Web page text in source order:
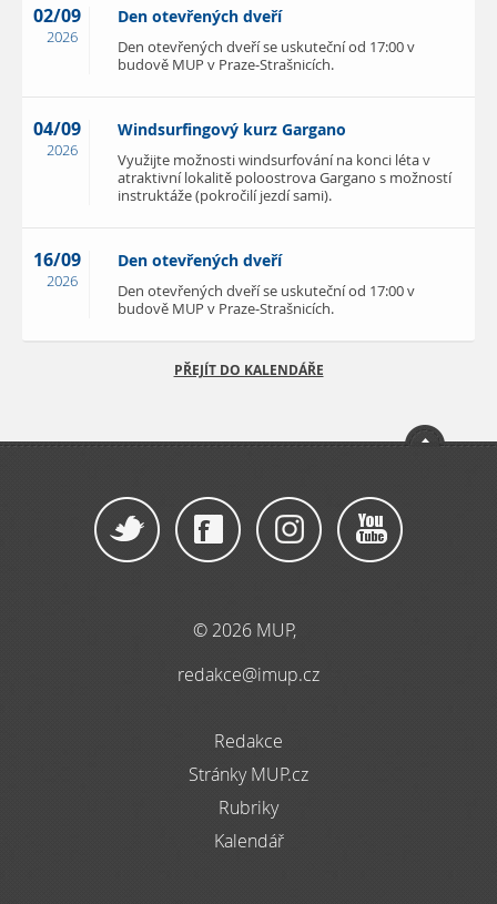
02/09
2026
Den otevřených dveří
Den otevřených dveří se uskuteční od 17:00 v
budově MUP v Praze-Strašnicích.
04/09
2026
Windsurfingový kurz Gargano
Využijte možnosti windsurfování na konci léta v
atraktivní lokalitě poloostrova Gargano s možností
instruktáže (pokročilí jezdí sami).
16/09
2026
Den otevřených dveří
Den otevřených dveří se uskuteční od 17:00 v
budově MUP v Praze-Strašnicích.
PŘEJÍT DO KALENDÁŘE
© 2026 MUP,
redakce@imup.cz
Redakce
Stránky MUP.cz
Rubriky
Kalendář